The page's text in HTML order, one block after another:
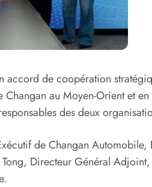
accord de coopération
Changan au Moyen-Orient et
des deux
de Changan
Directeur Général